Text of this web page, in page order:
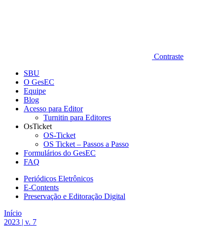
Contraste
SBU
O GesEC
Equipe
Blog
Acesso para Editor
Turnitin para Editores
OsTicket
OS-Ticket
OS Ticket – Passos a Passo
Formulários do GesEC
FAQ
Periódicos Eletrônicos
E-Contents
Preservação e Editoração Digital
Início
2023 | v. 7